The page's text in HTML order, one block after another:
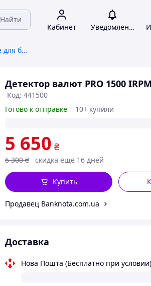
Найти
Кабинет Уведомления
Запчасти и комплектующие для банковского оборудования
Детектор валют PRO 1500
Код: 441500
Готово к отправке
10+ купили
5 650 ₴
6 300 ₴ скидка еще 16 дней
Купить
Продавец Banknota.com.ua
Доставка
Нова Пошта (Бесплатно при условии)